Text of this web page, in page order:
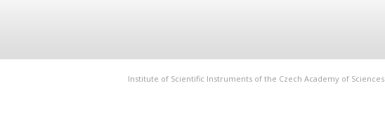
Institute of Scientific Instruments of the Czech Academy of Sciences